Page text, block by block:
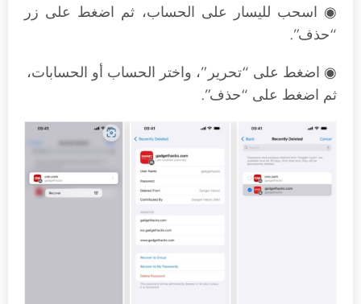
◉ اسحب لليسار على الحساب، ثم اضغط على زر
“حذف”.
◉ اضغط على “تحرير”، واختر الحساب أو الحسابات،
ثم اضغط على “حذف”.